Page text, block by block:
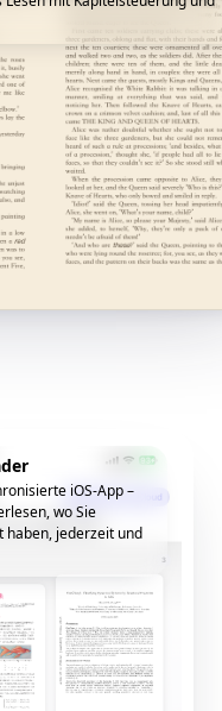
iOS-App –
wo Sie
haben, jederzeit und